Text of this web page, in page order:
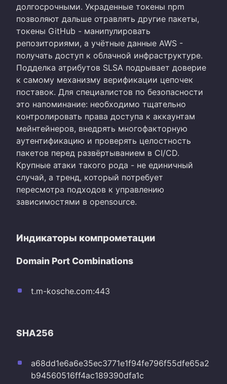
долгосрочными. Украденные токены npm
позволяют дальше отравлять другие пакеты,
токены GitHub - манипулировать
репозиториями, а учётные данные AWS -
получать доступ к облачной инфраструктуре.
Подделка атрибутов SLSA подрывает доверие
к самому механизму верификации цепочек
поставок. Для специалистов по безопасности
это напоминание: необходимо тщательно
контролировать права доступа к аккаунтам
мейнтейнеров, внедрять многофакторную
аутентификацию и проверять целостность
пакетов перед развёртыванием в CI/CD.
Крупные атаки такого рода - не единичный
случай, а тренд, который потребует
пересмотра подходов к управлению
зависимостями в opensource.
Индикаторы компрометации
Domain Port Combinations
t.m-kosche.com:443
SHA256
a68dd1e6a6e35ec3771e1f94fe796f55dfe65a2
b94560516ff4ac189390dfa1c